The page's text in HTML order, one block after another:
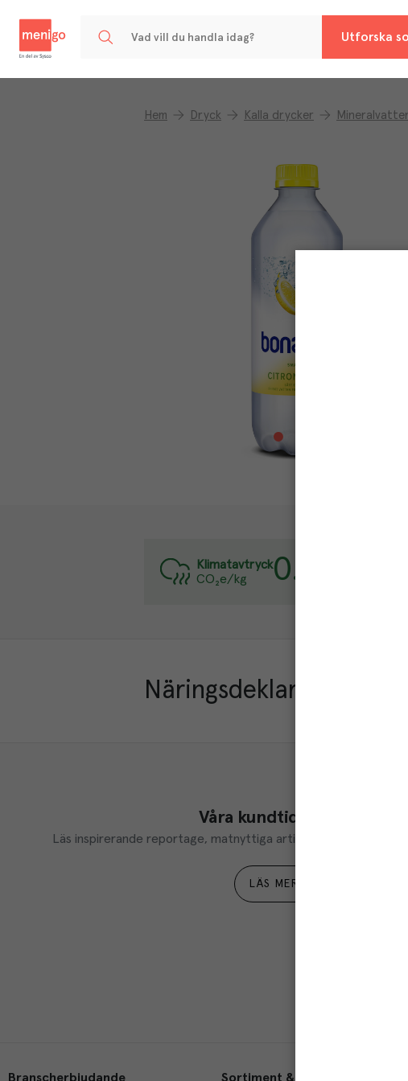
Utforska
Hem Dryck Kalla drycker
Klimatavtryck
CO₂e/kg
0.8
Varje kilo
Näringsdeklaration
Våra kundtidningar
Läs inspirerande reportage, matnyttiga artiklar och ta del av
LÄS MER
Branscherbjudande Sortiment & tjänster